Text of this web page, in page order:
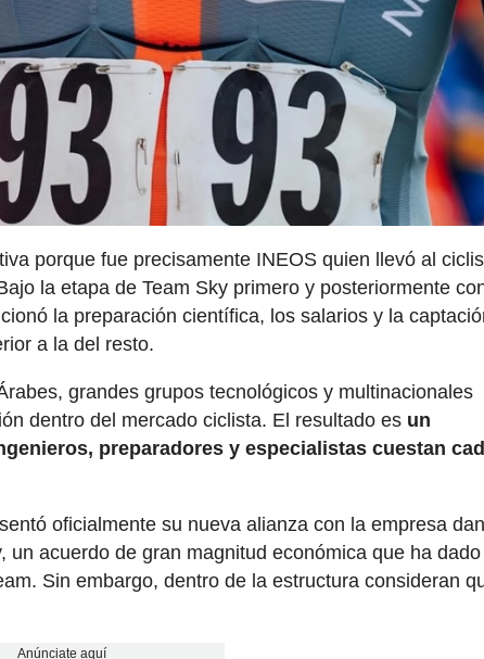
porque fue precisamente INEOS quien llevó al
la etapa de Team Sky primero y posteriormente
la preparación científica, los salarios y la
a la del resto.
grandes grupos tecnológicos y multinacionales
dentro del mercado ciclista. El resultado es un
preparadores y especialistas cuestan
oficialmente su nueva alianza con la empresa
acuerdo de gran magnitud económica que ha dado
Sin embargo, dentro de la estructura consideran
Anúnciate aquí